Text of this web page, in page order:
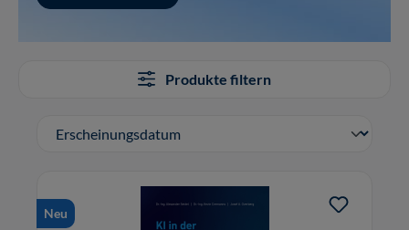
Produkte filtern
Neu